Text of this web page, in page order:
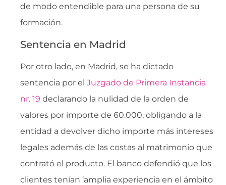
de modo entendible para una persona de su
formación.
Sentencia en Madrid
Por otro lado, en Madrid, se ha dictado
sentencia por el Juzgado de Primera Instancia
nr. 19 declarando la nulidad de la orden de
valores por importe de 60.000, obligando a la
entidad a devolver dicho importe más intereses
legales además de las costas al matrimonio que
contrató el producto. El banco defendió que los
clientes tenían ‘amplia experiencia en el ámbito